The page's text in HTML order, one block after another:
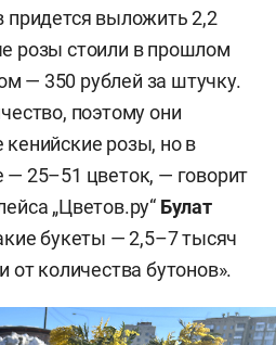
придется выложить 2,2
розы стоили в прошлом
— 350 рублей за штучку.
поэтому они
розы, но в
25–51 цветок, — говорит
„Цветов.ру“ Булат
букеты — 2,5–7 тысяч
от количества бутонов».